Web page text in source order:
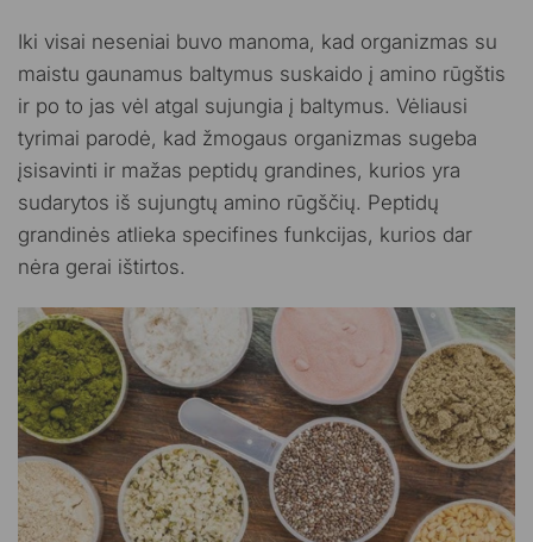
Iki visai neseniai buvo manoma, kad organizmas su
maistu gaunamus baltymus suskaido į amino rūgštis
ir po to jas vėl atgal sujungia į baltymus. Vėliausi
tyrimai parodė, kad žmogaus organizmas sugeba
įsisavinti ir mažas peptidų grandines, kurios yra
sudarytos iš sujungtų amino rūgščių. Peptidų
grandinės atlieka specifines funkcijas, kurios dar
nėra gerai ištirtos.